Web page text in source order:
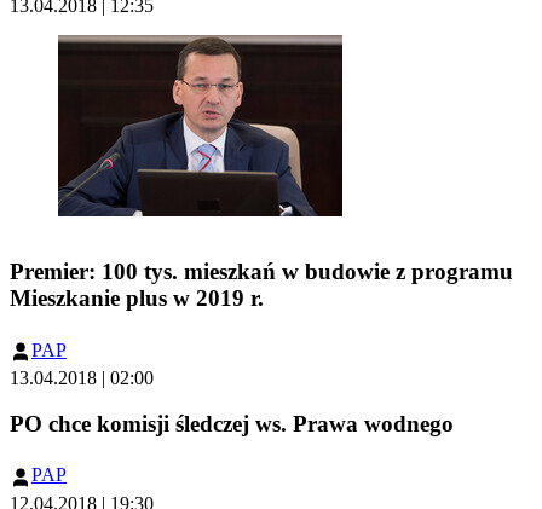
13.04.2018 | 12:35
Premier: 100 tys. mieszkań w budowie z programu
Mieszkanie plus w 2019 r.
PAP
13.04.2018 | 02:00
PO chce komisji śledczej ws. Prawa wodnego
PAP
12.04.2018 | 19:30